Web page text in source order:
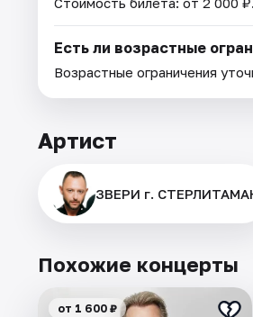
Есть ли возрастные
Возрастные ограничения
Артист
ЗВЕРИ г.
Похожие концерты
от 1 600 ₽